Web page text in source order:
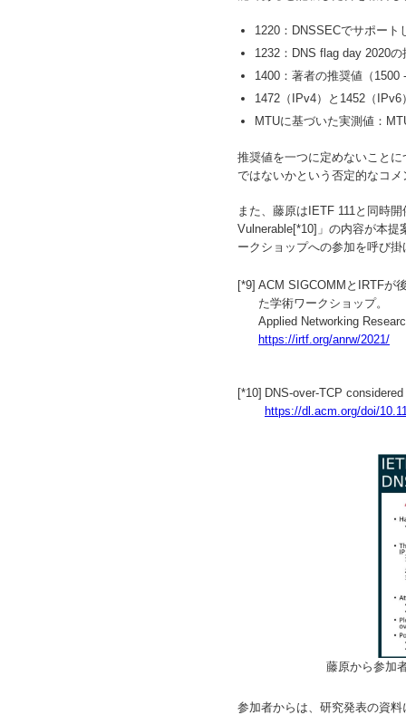
1220：DNSSECでサポー
1232：DNS flag day 2020の
1400：著者の推奨値（1500
1472（IPv4）と1452（
MTUに基づいた実測値：
推奨値を一つに定めないこと
ではないかという否定的なコ
また、藤原はIETF 111と同時
Vulnerable[*10]」の内容が本
ークショップへの参加を呼び掛
[*9] ACM SIGCOMMとIRTFが
た学術ワークショップ。
Applied Networking
https://irtf.org/anrw/2021/
[*10] DNS-over-TCP
https://dl.acm.org/doi/
藤原から参加
参加者からは、研究発表の資